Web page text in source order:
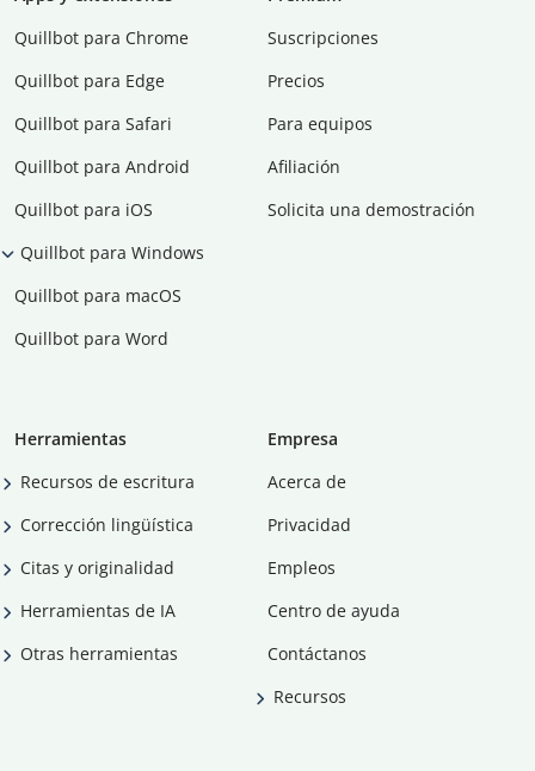
Quillbot para Chrome
Quillbot para Edge
Quillbot para Safari
Quillbot para Android
Quillbot para iOS
Quillbot para Windows
Quillbot para macOS
Quillbot para Word
Suscripciones
Precios
Para equipos
Afiliación
Solicita una demostración
Herramientas
Recursos de escritura
Corrección lingüística
Citas y originalidad
Herramientas de IA
Otras herramientas
Empresa
Acerca de
Privacidad
Empleos
Centro de ayuda
Contáctanos
Recursos